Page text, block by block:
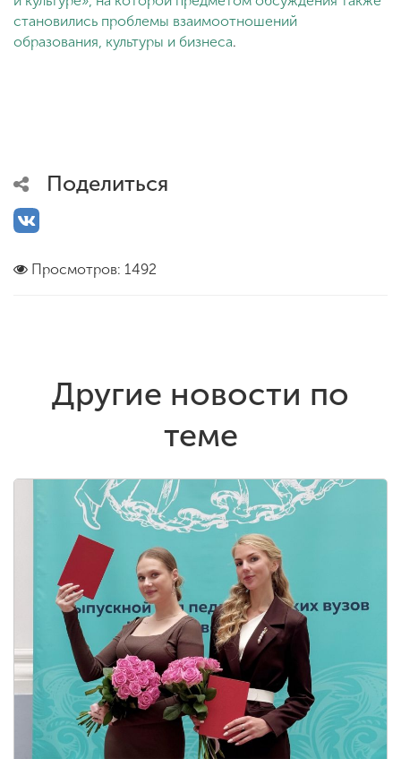
становились проблемы взаимоотношений
образования, культуры и бизнеса.
Поделиться
Просмотров: 1492
Другие новости по
теме